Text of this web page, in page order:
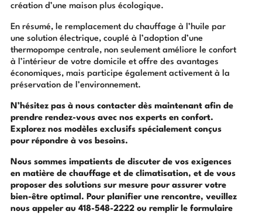
création d’une maison plus écologique.
En résumé, le remplacement du chauffage à l’huile par
une solution électrique, couplé à l’adoption d’une
thermopompe centrale, non seulement améliore le confort
à l’intérieur de votre domicile et offre des avantages
économiques, mais participe également activement à la
préservation de l’environnement.
N’hésitez pas à nous contacter dès maintenant afin de
prendre rendez-vous avec nos experts en confort.
Explorez nos modèles exclusifs spécialement conçus
pour répondre à vos besoins.
Nous sommes impatients de discuter de vos exigences
en matière de chauffage et de climatisation, et de vous
proposer des solutions sur mesure pour assurer votre
bien-être optimal. Pour planifier une rencontre, veuillez
nous appeler au 418-548-2222 ou remplir le formulaire